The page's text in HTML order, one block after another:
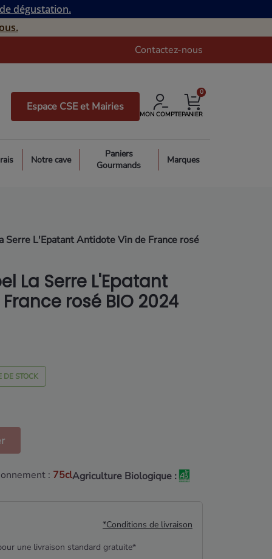
dégustation.
Contactez-nous
Espace CSE et Mairies
MON COMPTEPANIER
0
Notre cave
Paniers
Gourmands
Marques
Serre L'Epatant Antidote Vin de France rosé
La Serre L'Epatant
rosé BIO 2024
DE STOCK
: 75clAgriculture Biologique :
*Conditions de livraison
une livraison standard gratuite*